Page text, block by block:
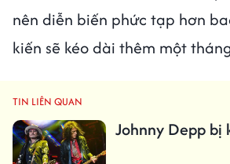
nên diễn biến phức tạp hơn
kiến sẽ kéo dài thêm một
TIN LIÊN QUAN
Johnny Depp bị